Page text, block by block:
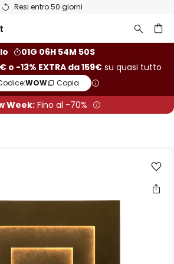
Resi entro 50 giorni
01G 06H 54M 50S
o -13% EXTRA da 159€ su quasi tutto
WOW Copia
Week: Fino al -70%